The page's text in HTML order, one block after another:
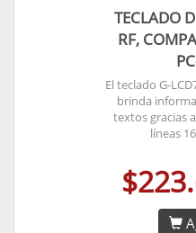
TECLADO
RF,
El teclado G-
brinda
textos gracias
líneas